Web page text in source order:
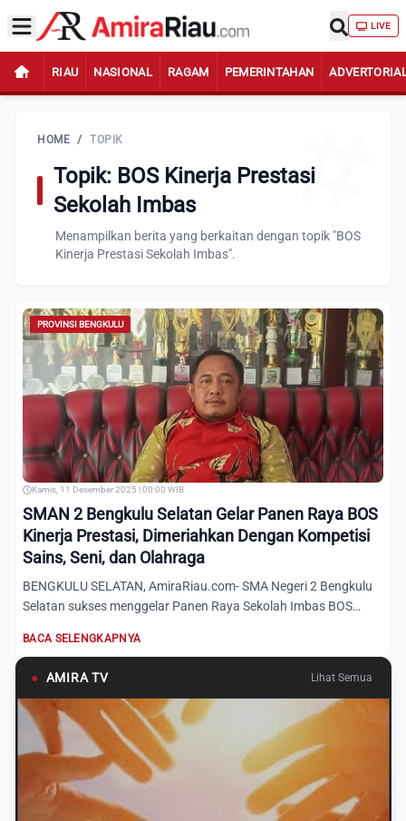
LIVE
RIAU NASIONAL RAGAM PEMERINTAHAN
HOME / TOPIK
Topik: BOS Kinerja Prestasi
Sekolah Imbas
Menampilkan berita yang berkaitan dengan topik "BOS
Kinerja Prestasi Sekolah Imbas".
PROVINSI BENGKULU
Kamis, 11 Desember 2025 | 00:00 WIB
SMAN 2 Bengkulu Selatan Gelar Panen Raya BOS
Kinerja Prestasi, Dimeriahkan Dengan Kompetisi
Sains, Seni, dan Olahraga
BENGKULU SELATAN, AmiraRiau.com- SMA Negeri 2 Bengkulu
Selatan sukses menggelar Panen Raya Sekolah Imbas BOS
BACA SELENGKAPNYA
● AMIRA TV Lihat Semua